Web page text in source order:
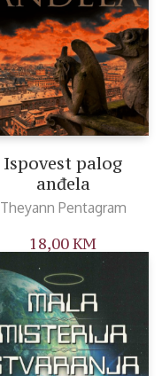
Ispovest palog
anđela
Theyann Pentagram
18,00KM